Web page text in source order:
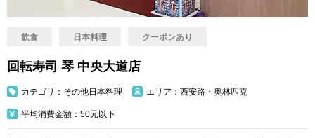
飲食 日本料理 クーポンあり
回転寿司 琴 中央大道店
カテゴリ：その他日本料理 エリア：西安路・奥林匹克
平均消費金額：50元以下